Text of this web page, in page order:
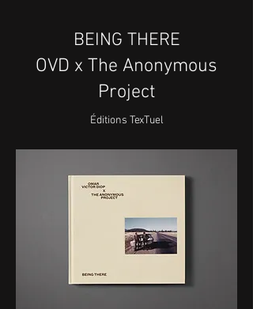
BEING THERE
OVD x The Anonymous
Project
Éditions TexTuel